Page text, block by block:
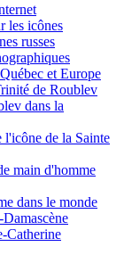
les icônes
russes
et Europe
de Roublev
dans la
de la Sainte
main d'homme
dans le monde
Catherine